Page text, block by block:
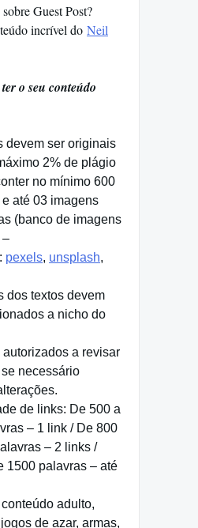
Guest Post?
incrível do Neil
o seu conteúdo
devem ser originais
2% de plágio
no mínimo 600
até 03 imagens
(banco de imagens
–
pexels, unsplash,
dos textos devem
a nicho do
autorizados a revisar
necessário
de links: De 500 a
– 1 link / De 800
– 2 links /
1500 palavras – até
adulto,
de azar, armas,